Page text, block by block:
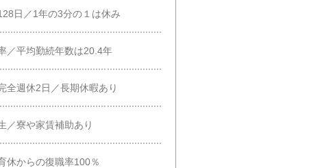
日／1年の3分の１は休み
／平均勤続年数は20.4年
全週休2日／長期休暇あり
／寮や家賃補助あり
休からの復職率100％